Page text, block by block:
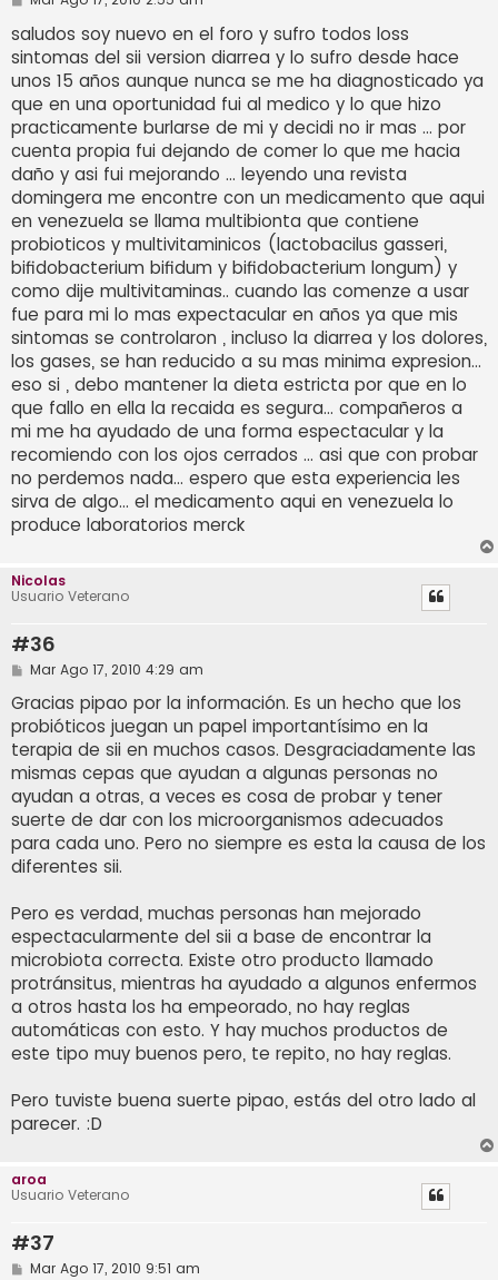
n
s
a
j
e
saludos soy nuevo en el foro y sufro todos loss
sintomas del sii version diarrea y lo sufro desde hace
unos 15 años aunque nunca se me ha diagnosticado ya
que en una oportunidad fui al medico y lo que hizo
practicamente burlarse de mi y decidi no ir mas ... por
cuenta propia fui dejando de comer lo que me hacia
daño y asi fui mejorando ... leyendo una revista
domingera me encontre con un medicamento que aqui
en venezuela se llama multibionta que contiene
probioticos y multivitaminicos (lactobacilus gasseri,
bifidobacterium bifidum y bifidobacterium longum) y
como dije multivitaminas.. cuando las comenze a usar
fue para mi lo mas expectacular en años ya que mis
sintomas se controlaron , incluso la diarrea y los dolores,
los gases, se han reducido a su mas minima expresion...
eso si , debo mantener la dieta estricta por que en lo
que fallo en ella la recaida es segura... compañeros a
mi me ha ayudado de una forma espectacular y la
recomiendo con los ojos cerrados ... asi que con probar
no perdemos nada... espero que esta experiencia les
sirva de algo... el medicamento aqui en venezuela lo
produce laboratorios merck
Nicolas
Usuario Veterano
#36
M
n
s
a
j
e
Mar Ago 17, 2010 4:29 am
Gracias pipao por la información. Es un hecho que los
probióticos juegan un papel importantísimo en la
terapia de sii en muchos casos. Desgraciadamente las
mismas cepas que ayudan a algunas personas no
ayudan a otras, a veces es cosa de probar y tener
suerte de dar con los microorganismos adecuados
para cada uno. Pero no siempre es esta la causa de los
diferentes sii.
Pero es verdad, muchas personas han mejorado
espectacularmente del sii a base de encontrar la
microbiota correcta. Existe otro producto llamado
protránsitus, mientras ha ayudado a algunos enfermos
a otros hasta los ha empeorado, no hay reglas
automáticas con esto. Y hay muchos productos de
este tipo muy buenos pero, te repito, no hay reglas.
Pero tuviste buena suerte pipao, estás del otro lado al
parecer. :D
aroa
Usuario Veterano
#37
M
Mar Ago 17, 2010 9:51 am